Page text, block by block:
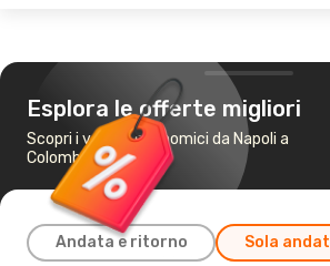
Esplora le offerte migliori
Scopri i voli più economici da Napoli a
Colombo
Andata e ritorno Sola